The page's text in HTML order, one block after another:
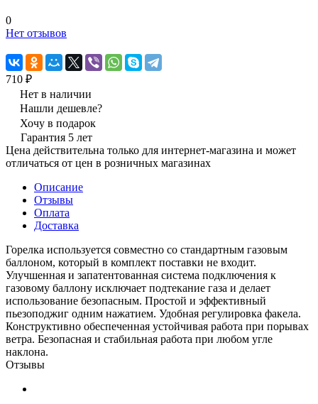
0
Нет отзывов
710 ₽
Нет в наличии
Нашли дешевле?
Хочу в подарок
Гарантия 5 лет
Цена действительна только для интернет-магазина и может
отличаться от цен в розничных магазинах
Описание
Отзывы
Оплата
Доставка
Горелка используется совместно со стандартным газовым
баллоном, который в комплект поставки не входит.
Улучшенная и запатентованная система подключения к
газовому баллону исключает подтекание газа и делает
использование безопасным. Простой и эффективный
пьезоподжиг одним нажатием. Удобная регулировка факела.
Конструктивно обеспеченная устойчивая работа при порывах
ветра. Безопасная и стабильная работа при любом угле
наклона.
Отзывы